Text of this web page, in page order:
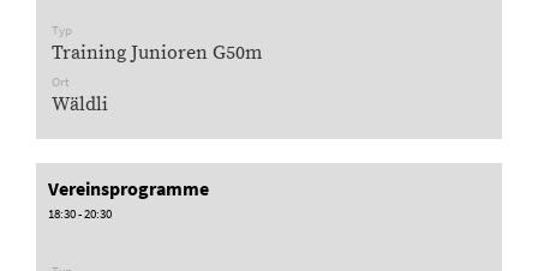
Typ
Training Junioren G50m
Ort
Wäldli
Vereinsprogramme
18:30 - 20:30